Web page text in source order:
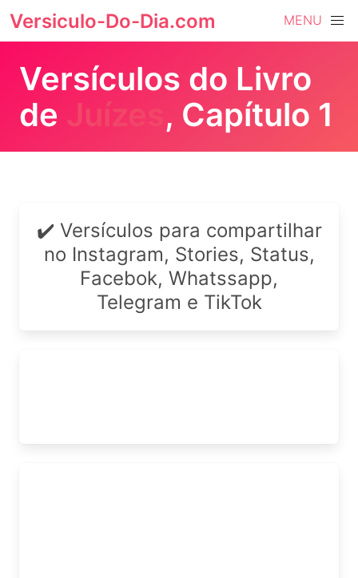
Versiculo-Do-Dia.com MENU
Versículos do Livro
de Juízes , Capítulo 1
✔️ Versículos para compartilhar
no Instagram, Stories, Status,
Facebok, Whatssapp,
Telegram e TikTok